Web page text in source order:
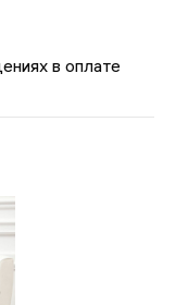
в оплате